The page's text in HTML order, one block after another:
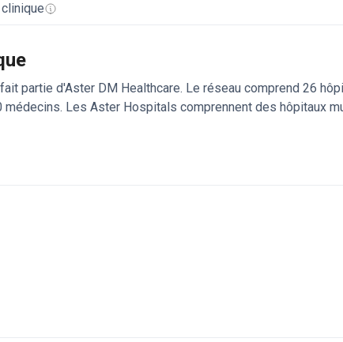
partie d'Aster DM Healthcare. Le réseau comprend 26
Les Aster Hospitals comprennent des hôpitaux
une chaîne de pharmacies, des services de recherche